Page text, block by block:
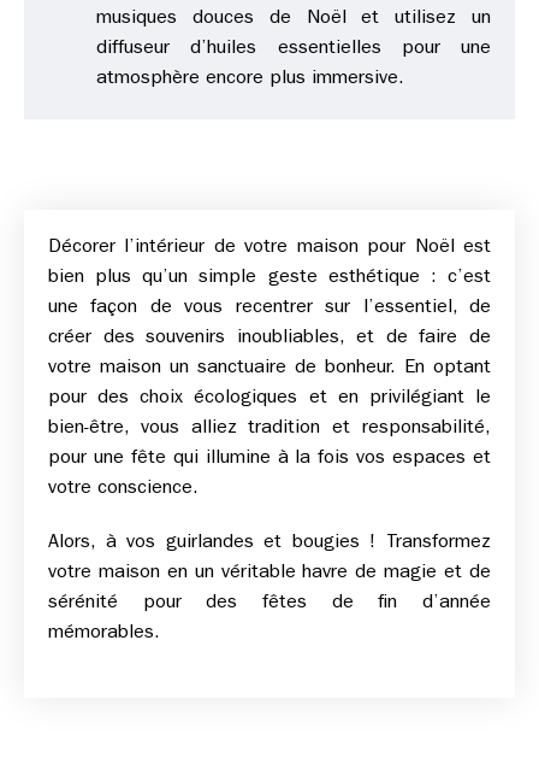
musiques douces de Noël et utilisez un
diffuseur d’huiles essentielles pour une
atmosphère encore plus immersive.
Décorer l’intérieur de votre maison pour Noël est
bien plus qu’un simple geste esthétique : c’est
une façon de vous recentrer sur l’essentiel, de
créer des souvenirs inoubliables, et de faire de
votre maison un sanctuaire de bonheur. En optant
pour des choix écologiques et en privilégiant le
bien-être, vous alliez tradition et responsabilité,
pour une fête qui illumine à la fois vos espaces et
votre conscience.
Alors, à vos guirlandes et bougies ! Transformez
votre maison en un véritable havre de magie et de
sérénité pour des fêtes de fin d’année
mémorables.